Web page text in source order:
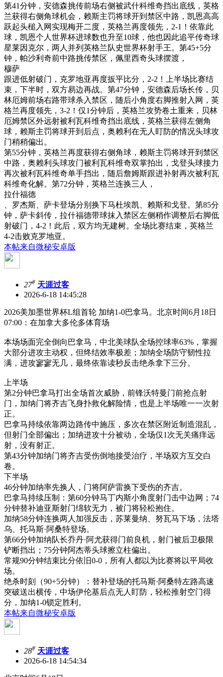
第41分钟，安德森挑传前场右侧被武什科维奇挡出底线，英格
兰获得右侧角球机会，赖斯主罚将球开到禁区中路，凯恩高高
跃起头槌入网实现梅开二度，英格兰再度领先，2-1！依靠此
球，凯恩个人世界杯进球数也升至10球，他也因此追平传奇球
星莱因克尔，两人并列英格兰队史世界杯射手王。第45+5分
钟，帕沙利奇前中路挑传禁区，佩里西奇头球摆渡，
穆萨
跟进低射破门，克罗地亚再度扳平比分，2-2！上半场比赛结
束，下半时，双方易边再战。第47分钟，安德森后场长传，贝
林厄姆前场右路带球杀入禁区，随后小角度右脚推射入网，英
格兰再度领先，3-2！仅1分钟后，英格兰攻势卷土重来，贝林
厄姆禁区外远射被利瓦科维奇挡出底线，英格兰获得左侧角
球，赖斯主罚将球开到后点，奥赖利在无人盯防的情况头球攻
门稍稍偏出。
第55分钟，英格兰再度获得右侧角球，赖斯主罚将球开到禁区
中路，奥赖利头球攻门被利瓦科维奇双掌拍出，戈登头球接力
再次被利瓦科维奇单手挡出，随后詹姆斯跟进补射再次被利瓦
科维奇化解。第72分钟，英格兰连换三人，
拉什福德
、罗杰斯、萨卡登场分别换下马杜埃凯、赖斯和戈登。第85分
钟，萨卡斜传，拉什福德带球抹入禁区左侧稍作调整后右脚低
射破门，4-2！此后，双方均无建树。全场比赛结束，英格兰
4-2击败克罗地亚。
本帖来自微秘安卓版
27# 天涯过客
2026-6-18 14:45:28
2026美加墨世界杯L组首轮 加纳1-0巴拿马。北京时间6月18日
07:00：在加拿大多伦多体育场
本场场面完全倒向巴拿马，中北美球队全场控球率63%，掌握
大部分进攻主动权，但终结效率极差；加纳全场防守韧性拉
满，进攻寥寥无几，最终依靠读秒反击绝杀拿下三分。
上半场
第2分钟巴拿马打出全场首次威胁，前锋沃特曼门前抢点射
门，加纳门将齐吉飞身扑救化解险情，也是上半场唯一一次射
正。
巴拿马持续依靠两边路传中施压，多次在禁区附近制造混乱，
但射门全部偏出；加纳进攻十分被动，全场仅1次无关痛痒远
射，没有射正。
第43分钟加纳门将齐吉受伤倒地接受治疗，半场双方互交白
卷。
下半场
46分钟加纳率先换人，门将阿萨雷换下受伤的齐吉。
巴拿马持续压制：第60分钟马丁内斯小角度射门击中边网；74
分钟替补迪亚斯射门绵软无力，被门将轻松抱住。
加纳58分钟连换两人加强反击，苏莱曼纳、努瓦马下场，法塔
乌、托马斯·阿桑特登场。
第66分钟加纳队长乔丹·阿尤获得门前良机，射门被后卫极限
铲断挡出；75分钟阿杰蒂头球擦立柱偏出。
常规90分钟结束比分依旧0-0，所有人都以为比赛将以平局收
场。
绝杀时刻（90+5分钟）：替补登场的托马斯·阿桑特左路高速
突破送出横传，中场伊伦基后点无人盯防，轻松推射空门得
分，加纳1-0锁定胜利。
本帖来自微秘安卓版
28# 天涯过客
2026-6-18 14:54:34